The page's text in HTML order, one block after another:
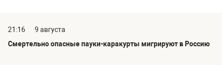
21:16
9 августа
Смертельно опасные пауки-каракурты мигрируют в Россию